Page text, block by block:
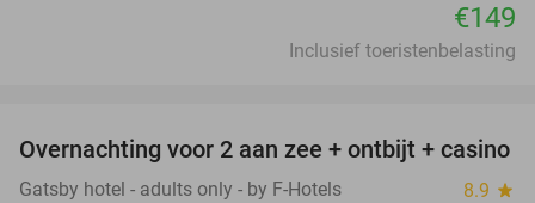
€149
Inclusief toeristenbelasting
47%
Overnachting voor 2 aan zee + ontbijt + casino
Gatsby hotel - adults only - by F-Hotels 8.9 star